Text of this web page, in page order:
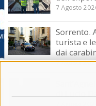
7 Agosto
Sorrento.
turista e
dai
7 Agosto